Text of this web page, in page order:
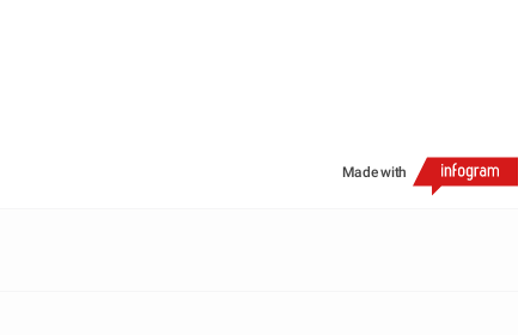
Made with